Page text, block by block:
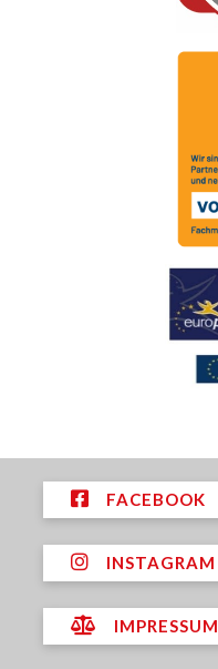
FACEBOOK
INSTAGRAM
IMPRESSUM